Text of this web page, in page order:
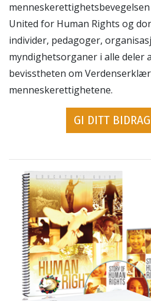
United for Human Rights og
individer, pedagoger,
myndighetsorganer i alle deler
bevisstheten om
menneskerettighetene.
GI DITT